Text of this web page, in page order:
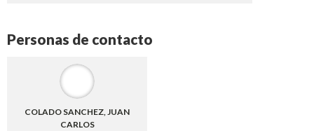
Personas de contacto
COLADO SANCHEZ, JUAN
CARLOS